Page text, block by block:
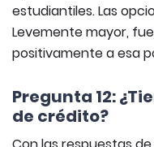
estudiantiles. Las
Levemente mayor,
positivamente a esa
Pregunta 12:
de crédito?